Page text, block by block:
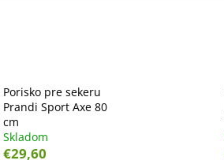
Porisko pre sekeru
Prandi Sport Axe 80
cm
Skladom
€29,60